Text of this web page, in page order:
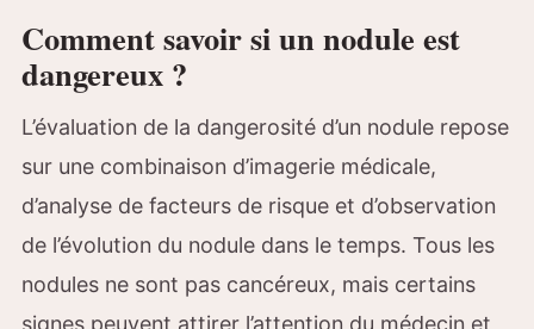
Comment savoir si un nodule est
dangereux ?
L’évaluation de la dangerosité d’un nodule repose
sur une combinaison d’imagerie médicale,
d’analyse de facteurs de risque et d’observation
de l’évolution du nodule dans le temps. Tous les
nodules ne sont pas cancéreux, mais certains
signes peuvent attirer l’attention du médecin et